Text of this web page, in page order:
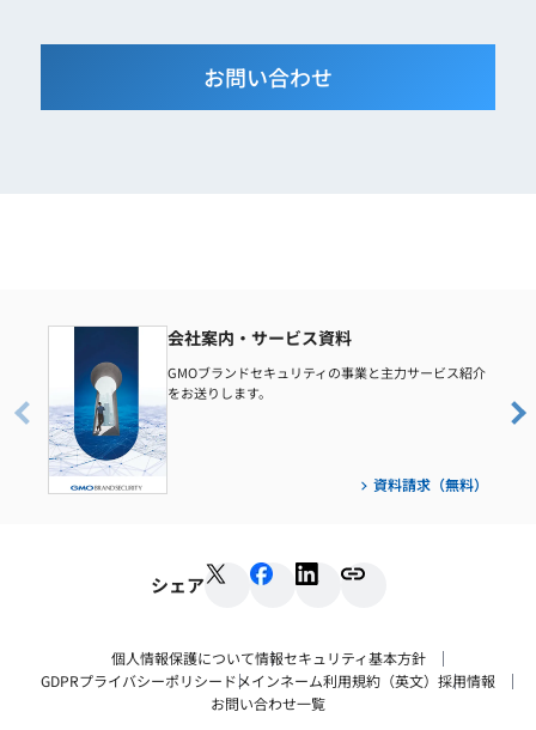
お問い合わせ
会社案内・サービス資料
GMOブランドセキュリティの事業と主力サービス紹介
をお送りします。
資料請求（無料）
シェア
個人情報保護について情報セキュリティ基本方針
GDPRプライバシーポリシー ドメインネーム利用規約（英文） 採用情報
お問い合わせ一覧